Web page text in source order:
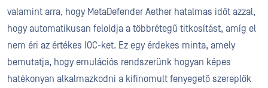
valamint arra, hogy MetaDefender Aether hatalmas időt azzal,
hogy automatikusan feloldja a többrétegű titkosítást, amíg el
nem éri az értékes IOC-ket. Ez egy érdekes minta, amely
bemutatja, hogy emulációs rendszerünk hogyan képes
hatékonyan alkalmazkodni a kifinomult fenyegető szereplők